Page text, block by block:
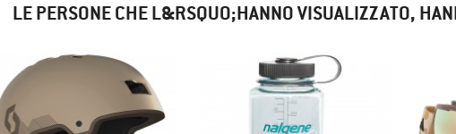
LE PERSONE CHE L&RSQUO;HANNO VISUALIZZATO,